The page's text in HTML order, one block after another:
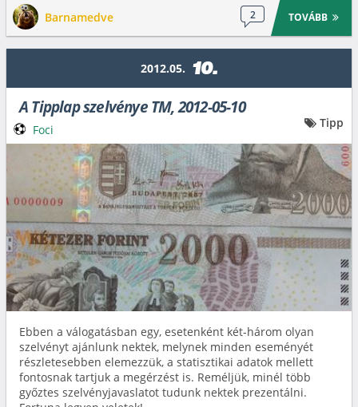
Barnamedve 2 TOVÁBB
2012.05. 10.
A Tipplap szelvénye TM, 2012-05-10
Ebben a válogatásban egy, esetenként két-három olyan
szelvényt ajánlunk nektek, melynek minden eseményét
részletesebben elemezzük, a statisztikai adatok mellett
fontosnak tartjuk a megérzést is. Reméljük, minél több
győztes szelvényjavaslatot tudunk nektek prezentálni.
Foci Tipp